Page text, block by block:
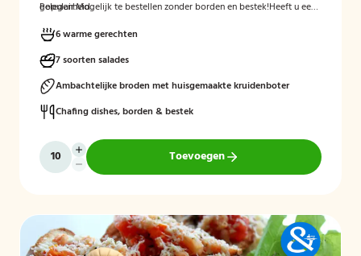
gelegenheid.
Populair.Mogelijk te bestellen zonder borden en bestek!Heeft u een
tijdens het afrekenen.heeft u nog vragen over bijvoorbeeld
dieetwensen neem dan gerust contact op.
6 warme gerechten
7 soorten salades
Ambachtelijke broden met huisgemaakte kruidenboter
Chafing dishes, borden & bestek
Toevoegen